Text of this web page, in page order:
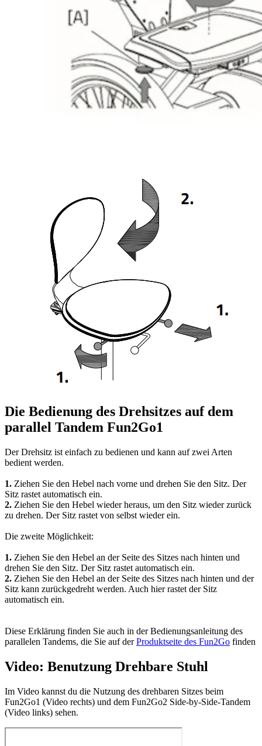
Die Bedienung des Drehsitzes auf dem
parallel Tandem Fun2Go1
Der Drehsitz ist einfach zu bedienen und kann auf zwei Arten
bedient werden.
1. Ziehen Sie den Hebel nach vorne und drehen Sie den Sitz. Der
Sitz rastet automatisch ein.
2. Ziehen Sie den Hebel wieder heraus, um den Sitz wieder zurück
zu drehen. Der Sitz rastet von selbst wieder ein.
Die zweite Möglichkeit:
1. Ziehen Sie den Hebel an der Seite des Sitzes nach hinten und
drehen Sie den Sitz. Der Sitz rastet automatisch ein.
2. Ziehen Sie den Hebel an der Seite des Sitzes nach hinten und der
Sitz kann zurückgedreht werden. Auch hier rastet der Sitz
automatisch ein.
Diese Erklärung finden Sie auch in der Bedienungsanleitung des
parallelen Tandems, die Sie auf derProduktseite des Fun2Go finden
Video: Benutzung Drehbare Stuhl
Im Video kannst du die Nutzung des drehbaren Sitzes beim
Fun2Go1 (Video rechts) und dem Fun2Go2 Side-by-Side-Tandem
(Video links) sehen.